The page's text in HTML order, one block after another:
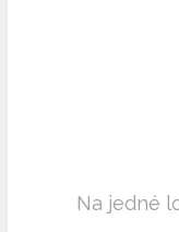
Na jedné